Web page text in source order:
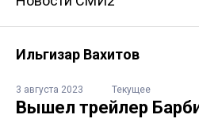
Ильгизар Вахитов
3 августа 2023 Текущее
Вышел трейлер